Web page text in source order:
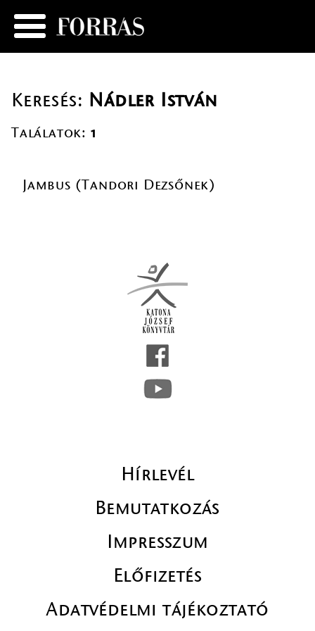
Keresés: Nádler István
Találatok: 1
Jambus (Tandori Dezsőnek)
Hírlevél
Bemutatkozás
Impresszum
Előfizetés
Adatvédelmi tájékoztató